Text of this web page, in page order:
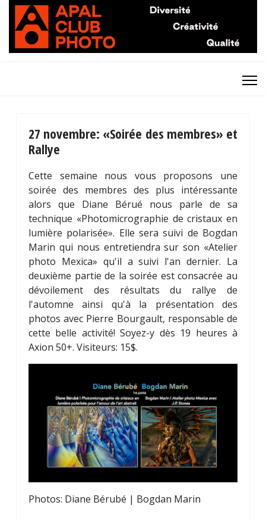
27 novembre: «Soirée des membres» et
Rallye
Cette semaine nous vous proposons une
soirée des membres des plus intéressante
alors que Diane Bérué nous parle de sa
technique «Photomicrographie de cristaux en
lumière polarisée». Elle sera suivi de Bogdan
Marin qui nous entretiendra sur son «Atelier
photo Mexica» qu'il a suivi l'an dernier. La
deuxième partie de la soirée est consacrée au
dévoilement des résultats du rallye de
l'automne ainsi qu'à la présentation des
photos avec Pierre Bourgault, responsable de
cette belle activité! Soyez-y dès 19 heures à
Axion 50+. Visiteurs: 15$.
Photos: Diane Bérubé | Bogdan Marin